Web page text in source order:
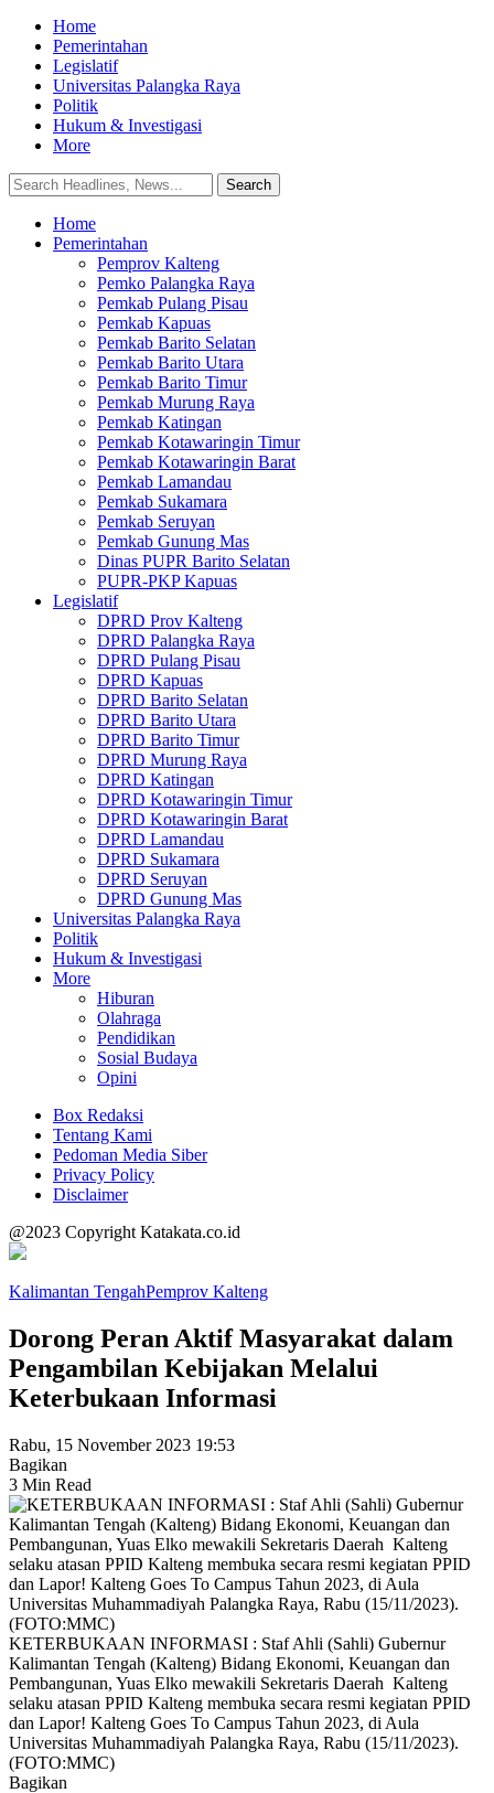
Home
Pemerintahan
Legislatif
Universitas Palangka Raya
Politik
Hukum & Investigasi
More
Home
Pemerintahan
Pemprov Kalteng
Pemko Palangka Raya
Pemkab Pulang Pisau
Pemkab Kapuas
Pemkab Barito Selatan
Pemkab Barito Utara
Pemkab Barito Timur
Pemkab Murung Raya
Pemkab Katingan
Pemkab Kotawaringin Timur
Pemkab Kotawaringin Barat
Pemkab Lamandau
Pemkab Sukamara
Pemkab Seruyan
Pemkab Gunung Mas
Dinas PUPR Barito Selatan
PUPR-PKP Kapuas
Legislatif
DPRD Prov Kalteng
DPRD Palangka Raya
DPRD Pulang Pisau
DPRD Kapuas
DPRD Barito Selatan
DPRD Barito Utara
DPRD Barito Timur
DPRD Murung Raya
DPRD Katingan
DPRD Kotawaringin Timur
DPRD Kotawaringin Barat
DPRD Lamandau
DPRD Sukamara
DPRD Seruyan
DPRD Gunung Mas
Universitas Palangka Raya
Politik
Hukum & Investigasi
More
Hiburan
Olahraga
Pendidikan
Sosial Budaya
Opini
Box Redaksi
Tentang Kami
Pedoman Media Siber
Privacy Policy
Disclaimer
@2023 Copyright Katakata.co.id
Kalimantan TengahPemprov Kalteng
Dorong Peran Aktif Masyarakat dalam
Pengambilan Kebijakan Melalui
Keterbukaan Informasi
Rabu, 15 November 2023 19:53
Bagikan
3 Min Read
KETERBUKAAN INFORMASI : Staf Ahli (Sahli) Gubernur
Kalimantan Tengah (Kalteng) Bidang Ekonomi, Keuangan dan
Pembangunan, Yuas Elko mewakili Sekretaris Daerah Kalteng
selaku atasan PPID Kalteng membuka secara resmi kegiatan PPID
dan Lapor! Kalteng Goes To Campus Tahun 2023, di Aula
Universitas Muhammadiyah Palangka Raya, Rabu (15/11/2023).
(FOTO:MMC)
Bagikan